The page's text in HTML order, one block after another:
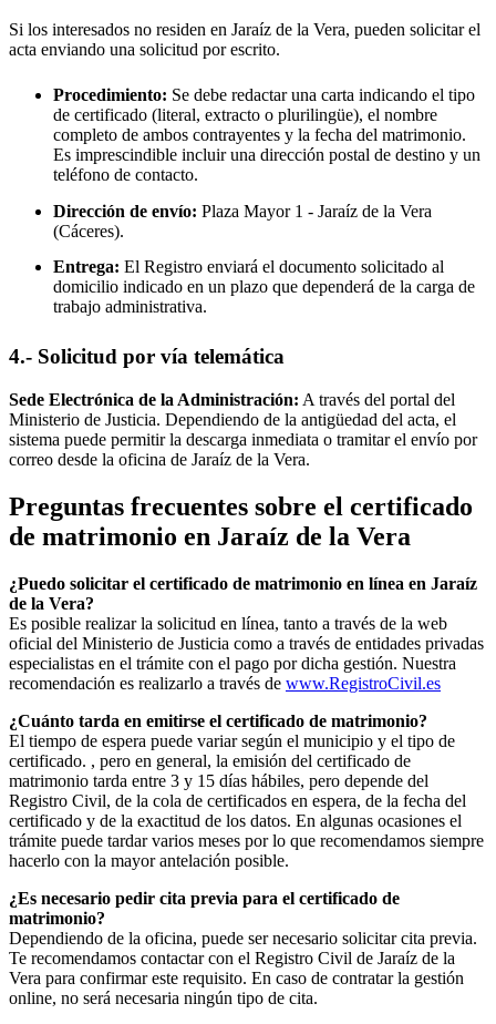
Si los interesados no residen en Jaraíz de la Vera, pueden solicitar el
acta enviando una solicitud por escrito.
Procedimiento: Se debe redactar una carta indicando el tipo
de certificado (literal, extracto o plurilingüe), el nombre
completo de ambos contrayentes y la fecha del matrimonio.
Es imprescindible incluir una dirección postal de destino y un
teléfono de contacto.
Dirección de envío: Plaza Mayor 1 - Jaraíz de la Vera
(Cáceres).
Entrega: El Registro enviará el documento solicitado al
domicilio indicado en un plazo que dependerá de la carga de
trabajo administrativa.
4.- Solicitud por vía telemática
Sede Electrónica de la Administración: A través del portal del
Ministerio de Justicia. Dependiendo de la antigüedad del acta, el
sistema puede permitir la descarga inmediata o tramitar el envío por
correo desde la oficina de Jaraíz de la Vera.
Preguntas frecuentes sobre el certificado
de matrimonio en Jaraíz de la Vera
¿Puedo solicitar el certificado de matrimonio en línea en Jaraíz
de la Vera?
Es posible realizar la solicitud en línea, tanto a través de la web
oficial del Ministerio de Justicia como a través de entidades privadas
especialistas en el trámite con el pago por dicha gestión. Nuestra
recomendación es realizarlo a través de www.RegistroCivil.es
¿Cuánto tarda en emitirse el certificado de matrimonio?
El tiempo de espera puede variar según el municipio y el tipo de
certificado. , pero en general, la emisión del certificado de
matrimonio tarda entre 3 y 15 días hábiles, pero depende del
Registro Civil, de la cola de certificados en espera, de la fecha del
certificado y de la exactitud de los datos. En algunas ocasiones el
trámite puede tardar varios meses por lo que recomendamos siempre
hacerlo con la mayor antelación posible.
¿Es necesario pedir cita previa para el certificado de
matrimonio?
Dependiendo de la oficina, puede ser necesario solicitar cita previa.
Te recomendamos contactar con el Registro Civil de Jaraíz de la
Vera para confirmar este requisito. En caso de contratar la gestión
online, no será necesaria ningún tipo de cita.